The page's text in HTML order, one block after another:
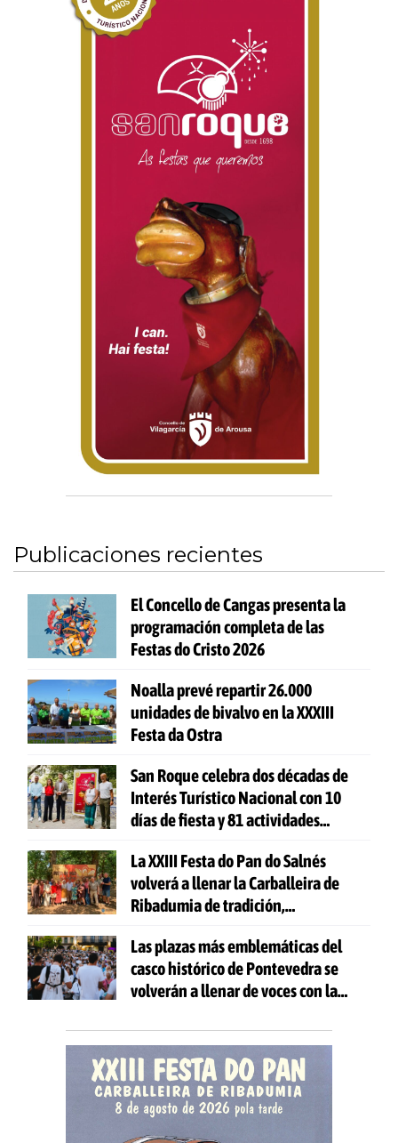
Publicaciones recientes
El Concello de Cangas presenta la
programación completa de las
Festas do Cristo 2026
Noalla prevé repartir 26.000
unidades de bivalvo en la XXXIII
Festa da Ostra
San Roque celebra dos décadas de
Interés Turístico Nacional con 10
días de fiesta y 81 actividades
La XXIII Festa do Pan do Salnés
volverá a llenar la Carballeira de
Ribadumia de tradición,
todas las edades
Las plazas más emblemáticas del
casco histórico de Pontevedra se
volverán a llenar de voces con la